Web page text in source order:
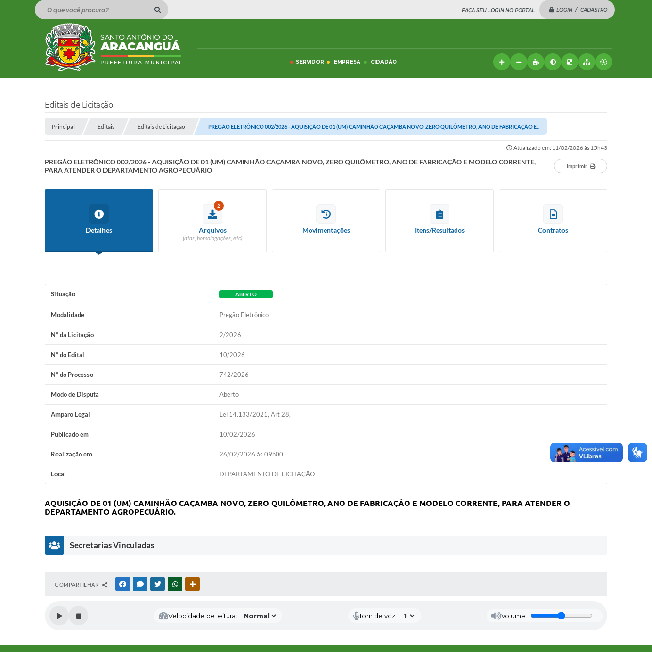
FAÇA SEU LOGIN NO PORTAL LOGIN / CADASTRO
O que você procura?
SERVIDOR EMPRESA CIDADÃO
Editais de Licitação
Principal Editais Editais de Licitação PREGÃO ELETRÔNICO 002/2026 - AQUISIÇÃO DE 01 (UM) CAMINHÃO CAÇAMBA NOVO, ZERO QUILÔMETRO, ANO DE FABRICAÇÃO E...
Atualizado em: 11/02/2026 às 15h43
PREGÃO ELETRÔNICO 002/2026 - AQUISIÇÃO DE 01 (UM) CAMINHÃO CAÇAMBA NOVO, ZERO QUILÔMETRO, ANO DE FABRICAÇÃO E MODELO CORRENTE,
PARA ATENDER O DEPARTAMENTO AGROPECUÁRIO
Imprimir
Detalhes
2
Arquivos
(atas, homologações, etc)
Movimentações Itens/Resultados Contratos
Situação ABERTO
Modalidade Pregão Eletrônico
Nº da Licitação 2/2026
Nº do Edital 10/2026
Nº do Processo 742/2026
Modo de Disputa Aberto
Amparo Legal Lei 14.133/2021, Art 28, I
Publicado em 10/02/2026
Realização em 26/02/2026 às 09h00
Local DEPARTAMENTO DE LICITAÇÃO
AQUISIÇÃO DE 01 (UM) CAMINHÃO CAÇAMBA NOVO, ZERO QUILÔMETRO, ANO DE FABRICAÇÃO E MODELO CORRENTE, PARA ATENDER O
DEPARTAMENTO AGROPECUÁRIO.
Secretarias Vinculadas
D
E
M
COMPARTILHAR FACEBOOKMESSENGER
TWITTERWHATSAPP
Velocidade de leitura: Tom de voz: Volume